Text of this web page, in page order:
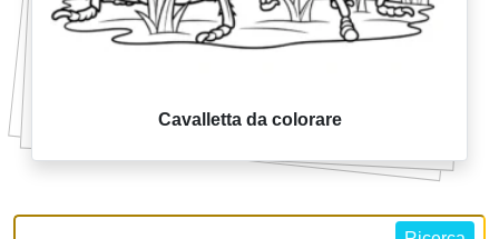
Cavalletta da colorare